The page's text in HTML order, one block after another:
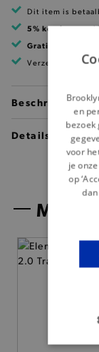
Dit item is
5% kortingmet
Gratis verzending
Verzending
Beschrijving
Details
en
bezoek
voor
je
op